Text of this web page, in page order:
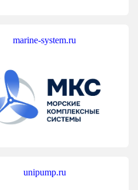
marine-system.ru
unipump.ru